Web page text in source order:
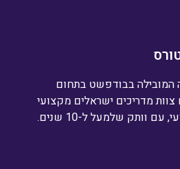
בבודפשט בתחום
צוות מדריכים ישראלים מקצועי
וותק שלמעל ל-10 שנים.